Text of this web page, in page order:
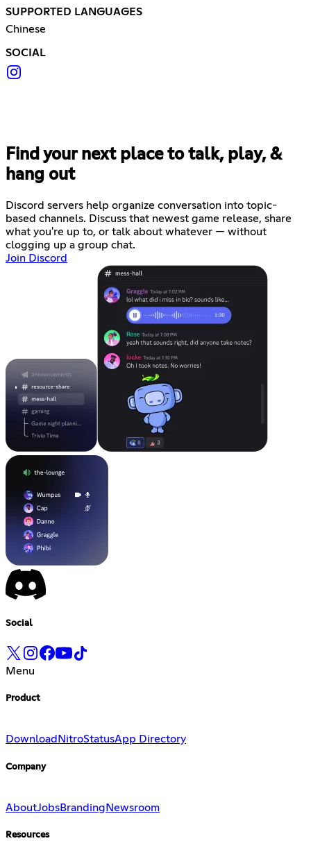
SUPPORTED LANGUAGES
Chinese
SOCIAL
Find your next place to talk, play, &
hang out
Discord servers help organize conversation into topic-
based channels. Discuss that newest game release, share
what you're up to, or talk about whatever — without
clogging up a group chat.
Join Discord
Social
Menu
Product
Download NitroStatusApp Directory
Company
AboutJobsBranding Newsroom
Resources